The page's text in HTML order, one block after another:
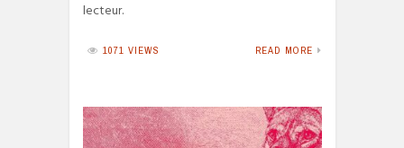
lecteur.
1071 VIEWS READ MORE